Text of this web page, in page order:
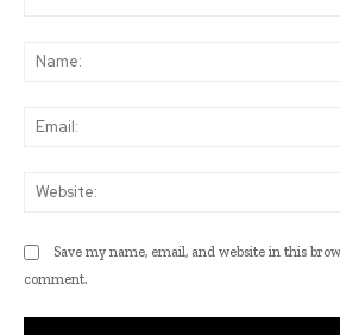
Save my name, email, and website in this
comment.